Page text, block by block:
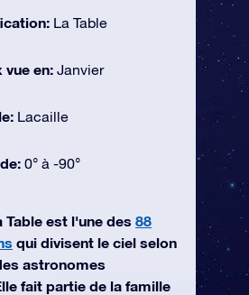
La Table
vue en: Janvier
Lacaille
0° à -90°
Table est l'une des 88
qui divisent le ciel selon
astronomes
fait partie de la famille